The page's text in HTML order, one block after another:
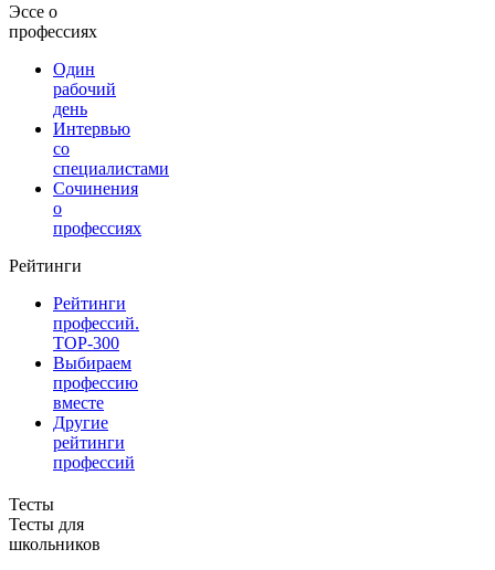
Эссе о
профессиях
Один
рабочий
день
Интервью
со
специалистами
Сочинения
о
профессиях
Рейтинги
Рейтинги
профессий.
TOP-300
Выбираем
профессию
вместе
Другие
рейтинги
профессий
Тесты
Тесты для
школьников